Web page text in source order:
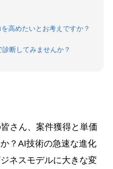
高めたいとお考えですか？
断してみませんか？
さん、案件獲得と単価
？AI技術の急速な進化
ネスモデルに大きな変